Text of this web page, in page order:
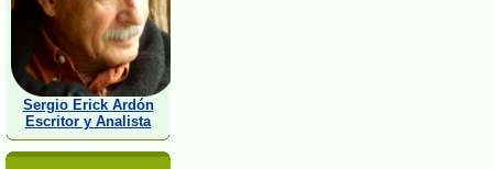
Sergio Erick Ardón
Escritor y Analista